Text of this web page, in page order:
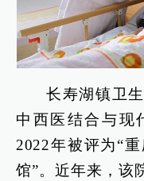
长寿湖镇卫
中西医结合与现
2022年被评为“
馆”。近年来，该